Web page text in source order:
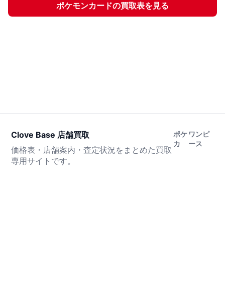
ポケモンカードの買取表を見る
Clove Base 店舗買取
価格表・店舗案内・査定状況をまとめた買取
専用サイトです。
ポケ
カ
ワンピ
ース